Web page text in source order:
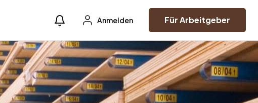
Anmelden Für Arbeitgeber